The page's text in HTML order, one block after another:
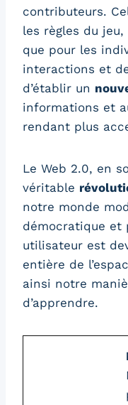
contributeurs.
les règles du
que pour les
interactions et
d’établir un
informations et
rendant plus
Le Web 2.0, en
véritable
notre monde
démocratique et
utilisateur est
entière de
ainsi notre
d’apprendre.